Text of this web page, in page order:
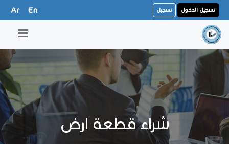
تسجيل الدخول تسجيل En
Ar
شراء قطعة ارض